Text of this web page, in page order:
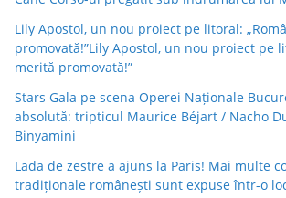
Lily Apostol, un nou proiect pe litoral:
promovată!”Lily Apostol, un nou proiect pe
merită promovată!”
Stars Gala pe scena Operei Naționale
absolută: tripticul Maurice Béjart / Nacho
Binyamini
Lada de zestre a ajuns la Paris! Mai multe
tradiționale românești sunt expuse într-o